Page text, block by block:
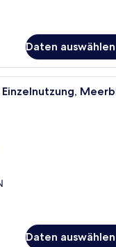
Daten
Ein
Daten